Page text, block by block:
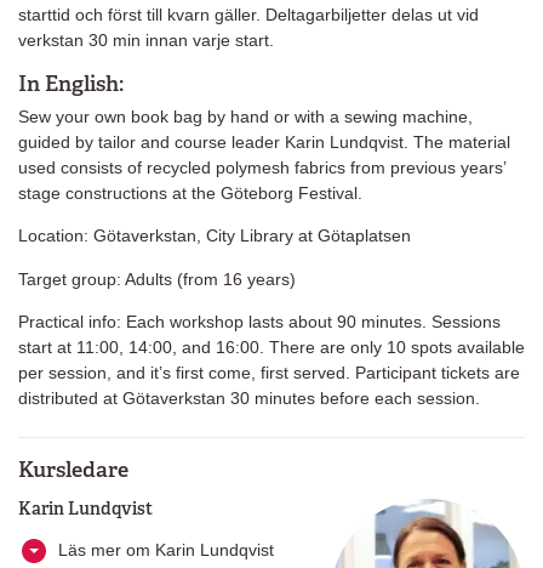
starttid och först till kvarn gäller. Deltagarbiljetter delas ut vid
verkstan 30 min innan varje start.
In English:
Sew your own book bag by hand or with a sewing machine,
guided by tailor and course leader Karin Lundqvist. The material
used consists of recycled polymesh fabrics from previous years’
stage constructions at the Göteborg Festival.
Location: Götaverkstan, City Library at Götaplatsen
Target group: Adults (from 16 years)
Practical info: Each workshop lasts about 90 minutes. Sessions
start at 11:00, 14:00, and 16:00. There are only 10 spots available
per session, and it’s first come, first served. Participant tickets are
distributed at Götaverkstan 30 minutes before each session.
Kursledare
Karin Lundqvist
Läs mer om Karin Lundqvist